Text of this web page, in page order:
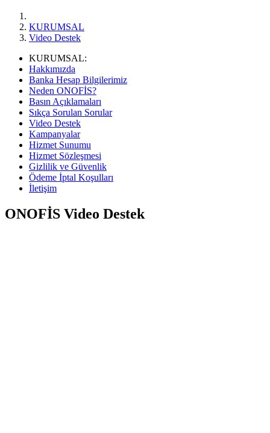
KURUMSAL
Video Destek
KURUMSAL:
Hakkımızda
Banka Hesap Bilgilerimiz
Neden ONOFİS?
Basın Açıklamaları
Sıkça Sorulan Sorular
Video Destek
Kampanyalar
Hizmet Sunumu
Hizmet Sözleşmesi
Gizlilik ve Güvenlik
Ödeme İptal Koşulları
İletişim
ONOFİS Video Destek